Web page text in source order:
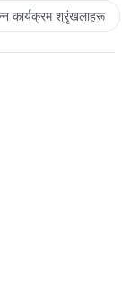
कार्यक्रम श्रृंखलाहरू